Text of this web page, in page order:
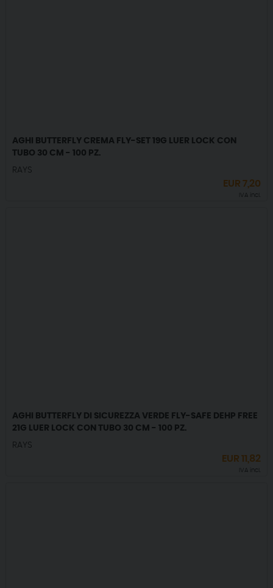
AGHI BUTTERFLY CREMA FLY-SET 19G LUER LOCK CON
TUBO 30 CM - 100 PZ.
RAYS
EUR7,20
IVA incl.
AGHI BUTTERFLY DI SICUREZZA VERDE FLY-SAFE DEHP FREE
21G LUER LOCK CON TUBO 30 CM - 100 PZ.
RAYS
EUR11,82
IVA incl.